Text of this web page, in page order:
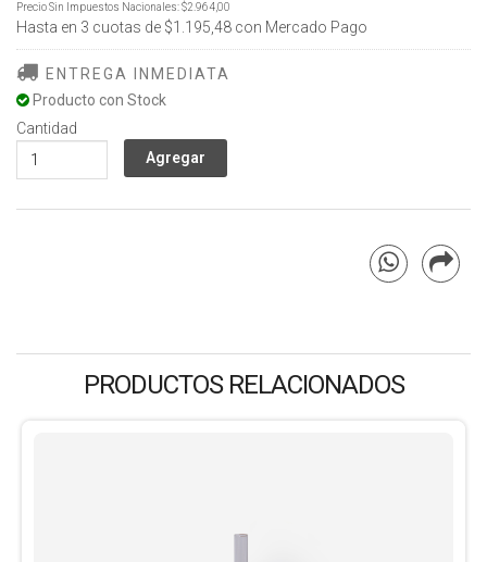
Precio Sin Impuestos Nacionales:$2.964,00
Hasta en 3 cuotas de $1.195,48 con Mercado Pago
ENTREGA INMEDIATA
Producto con Stock
Cantidad
PRODUCTOS RELACIONADOS